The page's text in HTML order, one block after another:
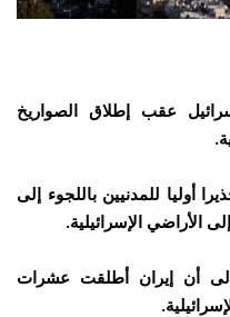
عقب إطلاق الصواريخ
أوليا للمدنيين باللجوء إلى
الأراضي الإسرائيلية.
إلى أن إيران أطلقت عشرات